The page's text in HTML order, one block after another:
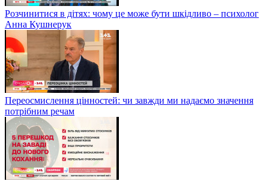
Розчинитися в дітях: чому це може бути шкідливо – психолог
Анна Кушнерук
Переосмислення цінностей: чи завжди ми надаємо значення
потрібним речам